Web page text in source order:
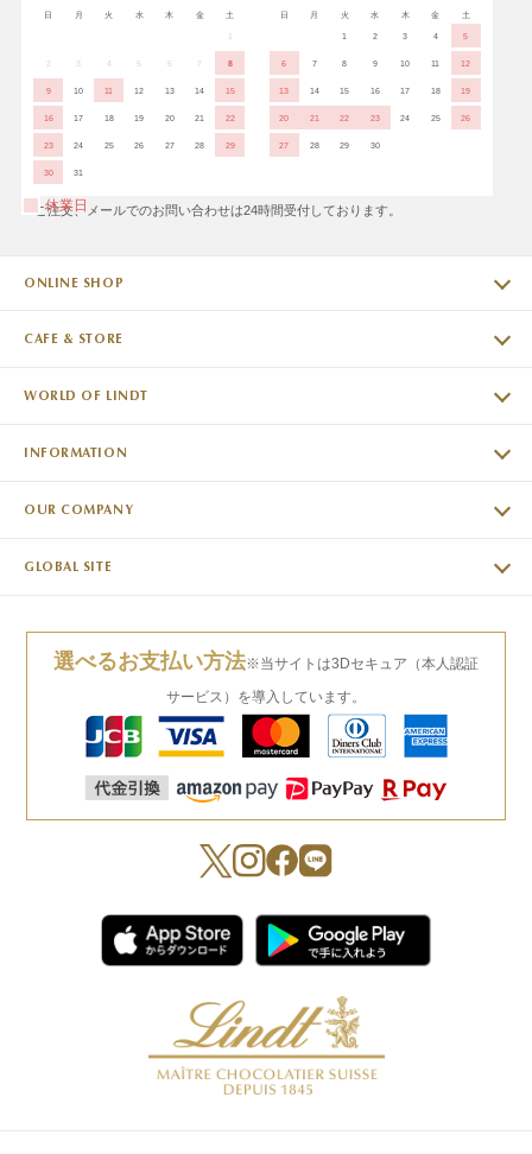
日 月 火 水 木 金 土
1
2 3 4 5 6 7 8
9 10 11 12 13 14 15
16 17 18 19 20 21 22
23 24 25 26 27 28 29
30 31
日 月 火 水 木 金 土
1 2 3 4 5
6 7 8 9 10 11 12
13 14 15 16 17 18 19
20 21 22 23 24 25 26
27 28 29 30
休業日
※ご注文、メールでのお問い合わせは24時間受付しております。
ONLINE SHOP
CAFE & STORE
WORLD OF LINDT
INFORMATION
OUR COMPANY
GLOBAL SITE
選べるお支払い方法※当サイトは3Dセキュア（本人認証
サービス）を導入しています。